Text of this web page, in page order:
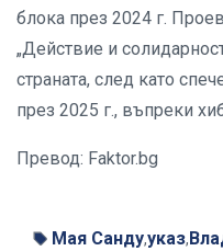
блока през 2024 г.
„Действие и
страната, след като
през 2025 г., въпреки
Превод: Faktor.bg
Мая Санду,указ,